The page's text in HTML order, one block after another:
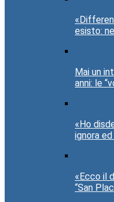
esisto:
Mai un
anni: le
«Ho
ignora
«Ecco il
“San